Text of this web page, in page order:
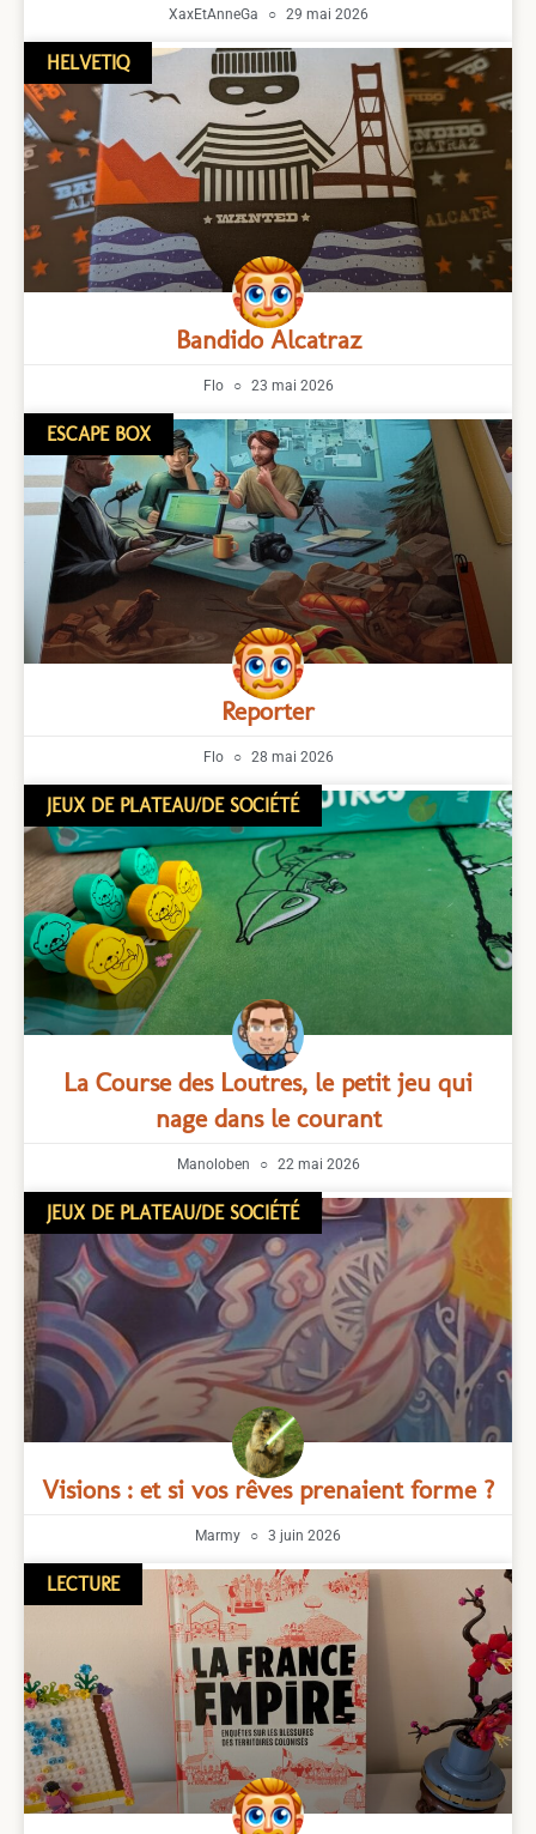
XaxEtAnneGa 29 mai 2026
HELVETIQ
Bandido Alcatraz
Flo 23 mai 2026
ESCAPE BOX
Reporter
Flo 28 mai 2026
JEUX DE PLATEAU/DE SOCIÉTÉ
La Course des Loutres, le petit jeu qui
nage dans le courant
Manoloben 22 mai 2026
JEUX DE PLATEAU/DE SOCIÉTÉ
Visions : et si vos rêves prenaient forme ?
Marmy 3 juin 2026
LECTURE